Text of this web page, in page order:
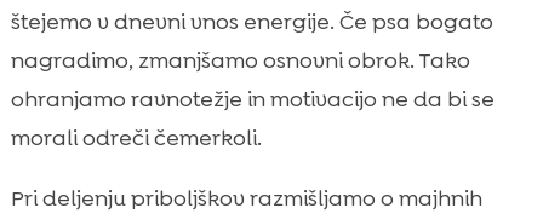
štejemo v dnevni vnos energije. Če psa bogato
nagradimo, zmanjšamo osnovni obrok. Tako
ohranjamo ravnotežje in motivacijo ne da bi se
morali odreči čemerkoli.
Pri deljenju priboljškov razmišljamo o majhnih